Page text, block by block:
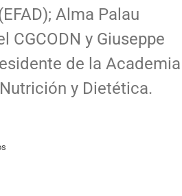
Alma Palau
CGCODN y Giuseppe
de la Academia
y Dietética.